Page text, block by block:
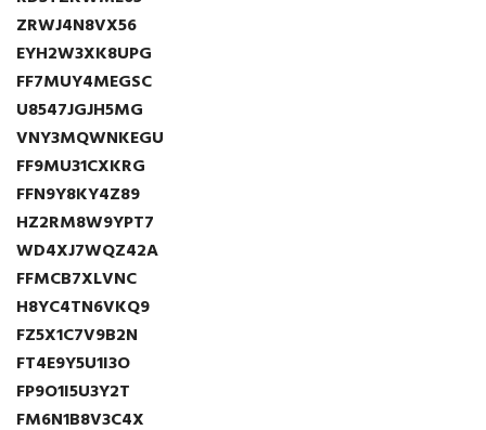
ZRWJ4N8VX56
EYH2W3XK8UPG
FF7MUY4MEGSC
U8547JGJH5MG
VNY3MQWNKEGU
FF9MU31CXKRG
FFN9Y8KY4Z89
HZ2RM8W9YPT7
WD4XJ7WQZ42A
FFMCB7XLVNC
H8YC4TN6VKQ9
FZ5X1C7V9B2N
FT4E9Y5U1I3O
FP9O1I5U3Y2T
FM6N1B8V3C4X